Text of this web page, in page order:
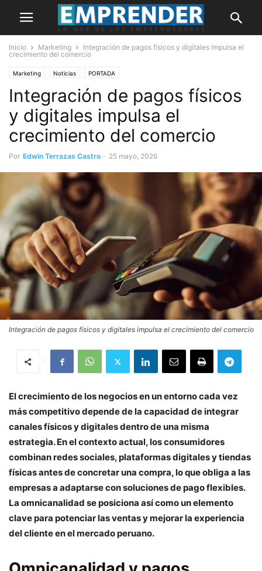
Inicio Marketing
Integración de pagos físicos y digitales impulsa el
crecimiento del comercio
Marketing Noticias PORTADA
Integración de pagos físicos
y digitales impulsa el
crecimiento del comercio
Por Edwin Terrazas Castro - 25 mayo, 2026
Integración de pagos físicos y digitales impulsa el crecimiento del comercio
El crecimiento de los negocios en un entorno cada vez
más competitivo depende de la capacidad de integrar
canales físicos y digitales dentro de una misma
estrategia. En el contexto actual, los consumidores
combinan redes sociales, plataformas digitales y tiendas
físicas antes de concretar una compra, lo que obliga a las
empresas a adaptarse con soluciones de pago flexibles.
La omnicanalidad se posiciona así como un elemento
clave para potenciar las ventas y mejorar la experiencia
del cliente en el mercado peruano.